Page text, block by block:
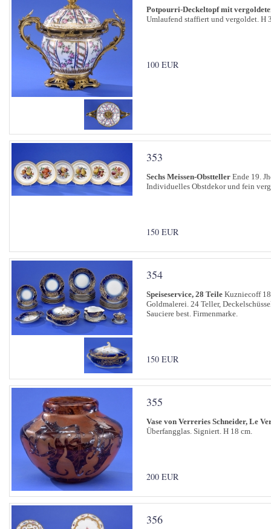
Potpourri-Deckeltopf mit
Umlaufend staffiert und vergoldet. H
100 EUR
353
Sechs Meissen-Obstteller Ende 19.
Individuelles Obstdekor und fein
150 EUR
354
Speiseservice, 28 Teile Kuzniecoff
Goldmalerei. 24 Teller,
Sauciere best. Firmenmarke.
150 EUR
355
Vase von Verreries Schneider, Le
Überfangglas. Signiert. H 18 cm.
200 EUR
356